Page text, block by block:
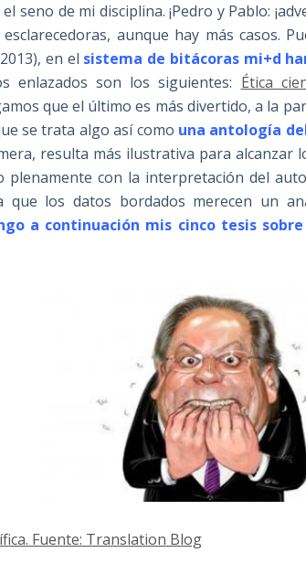
seno de mi disciplina. ¡Pedro y Pablo:
aunque hay más casos.
en el sistema de bitácoras mi+d
enlazados son los siguientes: Ética
que el último es más divertido, a la
se trata algo así como una antología
resulta más ilustrativa para
plenamente con la interpretación del
que los datos bordados merecen un
a continuación mis cinco tesis
Fuente: Translation Blog